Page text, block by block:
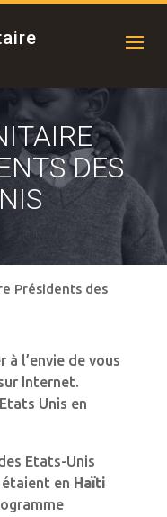
DES
Présidents des
à l’envie de vous
Internet.
Unis en
Etats-Unis
en Haïti